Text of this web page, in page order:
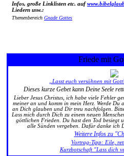
Infos, große Linklisten etc. auf
Liedern usw.:
Themenbereich Gnade Gottes
Friede mit
„Lasst euch versöhnen mit
Dieses kurze Gebet kann Deine Seele
Lieber Jesus Christus, ich habe viele Fehler
meiner an und komm in mein Herz. Werde Du
an Dich glauben und Dir treu nachfolgen.
Lass mich durch Dich zu einem neuen
göttlichen Frieden. Du hast den Tod besiegt
alle Sünden vergeben. Dafür danke ich
Weitere Infos zu
Vortrag-Tipp: Eile,
Kurzbotschaft "Lass dich